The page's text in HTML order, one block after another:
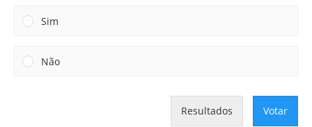
Sim
Não
Resultados Votar